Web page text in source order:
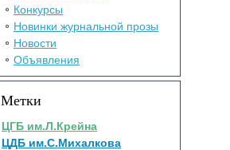
Конкурсы
Новинки журнальной прозы
Новости
Объявления
Метки
ЦГБ им.Л.Крейна
ЦДБ им.С.Михалкова